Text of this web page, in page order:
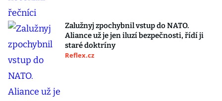
Zalužnyj zpochybnil vstup do NATO.
Aliance už je jen iluzí bezpečnosti, řídí ji
staré doktríny
Reflex.cz